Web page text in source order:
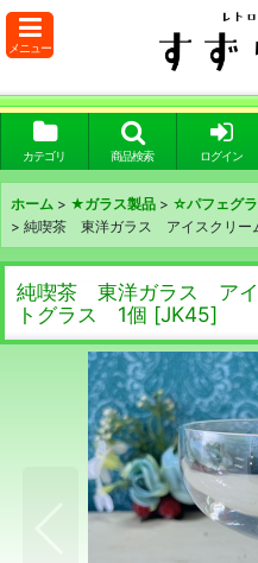
メニュー
カテゴリ 商品検索 ログイン
ホーム > ★ガラス製品 > ☆パフェグ
> 純喫茶 東洋ガラス アイスクリ
純喫茶 東洋ガラス ア
トグラス 1個 [JK45]